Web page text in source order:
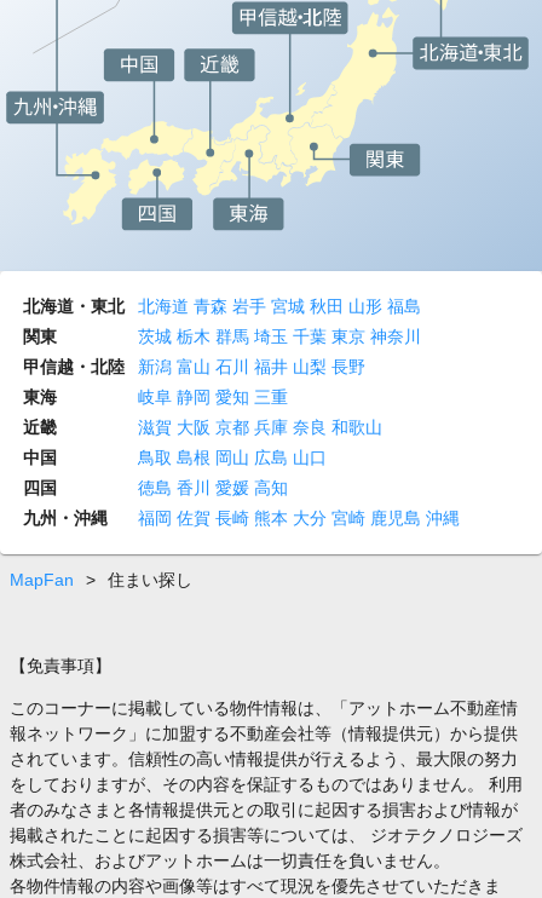
北海道・東北 北海道 青森 岩手 宮城 秋田 山形 福島
関東
茨城 栃木 群馬 埼玉 千葉 東京 神奈川
甲信越・北陸
新潟 富山 石川 福井 山梨 長野
東海
岐阜 静岡 愛知 三重
近畿
滋賀 大阪 京都 兵庫 奈良 和歌山
中国
鳥取 島根 岡山 広島 山口
四国
徳島 香川 愛媛 高知
九州・沖縄
福岡 佐賀 長崎 熊本 大分 宮崎 鹿児島 沖縄
MapFan > 住まい探し
【免責事項】
このコーナーに掲載している物件情報は、「アットホーム不動産情
報ネットワーク」に加盟する不動産会社等（情報提供元）から提供
されています。信頼性の高い情報提供が行えるよう、最大限の努力
をしておりますが、その内容を保証するものではありません。 利用
者のみなさまと各情報提供元との取引に起因する損害および情報が
掲載されたことに起因する損害等については、 ジオテクノロジーズ
株式会社、およびアットホームは一切責任を負いません。
各物件情報の内容や画像等はすべて現況を優先させていただきま